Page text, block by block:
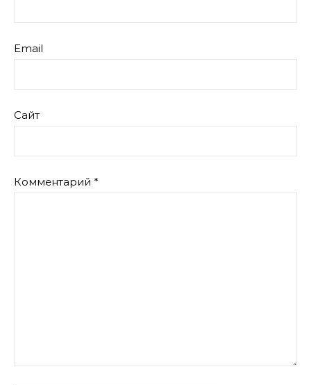
Email
Сайт
Комментарий *